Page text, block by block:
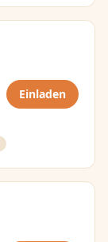
Einladen